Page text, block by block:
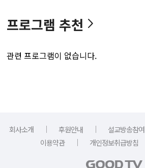
프로그램 추천
관련 프로그램이 없습니다.
회사소개 ｜ 후원안내 ｜ 설교방송참여
이용약관
｜ 개인정보취급방침